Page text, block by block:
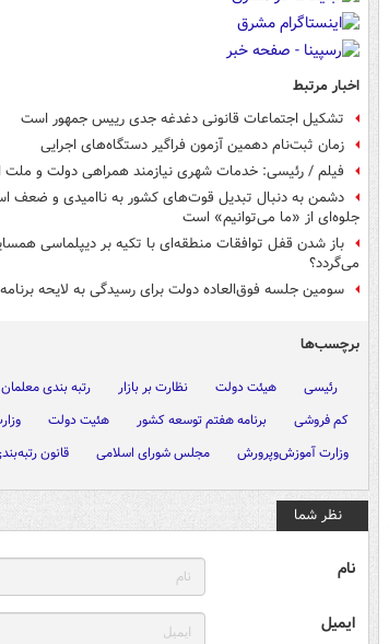
اخبار مرتبط
تشکیل اجتماعات قانونی دغدغه جدی رییس جمهور است
زمان ثبت‌نام دهمین آزمون فراگیر دستگاه‌های اجرایی
فیلم / رئیسی: خدمات شهری نیازمند همراهی دولت و
جلوه‌ای از «ما می‌توانیم» است
باز شدن قفل توافقات منطقه‌ای با تکیه بر دیپلماسی
می‌گردد؟
سومین جلسه فوق‌العاده دولت برای رسیدگی به لایحه
برچسب‌ها
رئیسی هیئت دولت نظارت بر بازار رتبه بندی معلمان
کم فروشی
برنامه هفتم توسعه کشور هئیت دولت
وزارت آموزش‌وپرورش
مجلس شورای اسلامی قانون
نظر شما
نام
ایمیل